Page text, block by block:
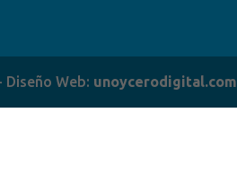
Web: unoycerodigital.com